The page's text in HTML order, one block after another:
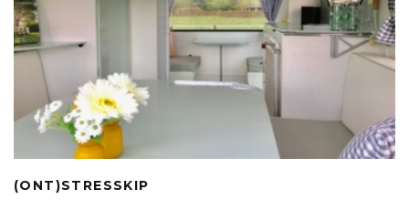
(ONT)STRESSKIP